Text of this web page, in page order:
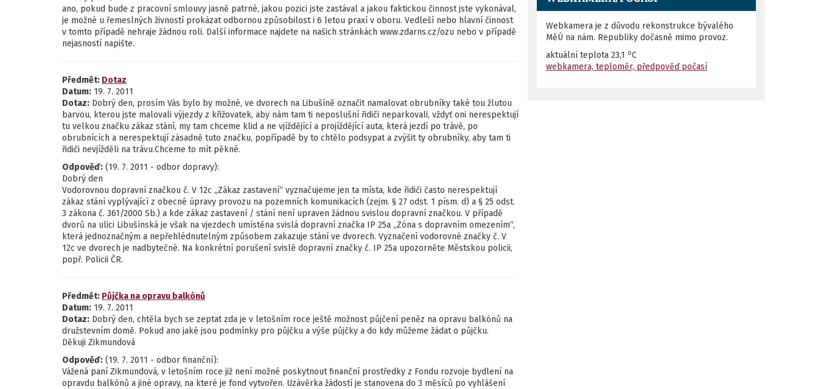
ano, pokud bude z pracovní smlouvy jasně patrné, jakou pozici jste zastával a jakou faktickou činnost jste vykonával,
je možné u řemeslných živností prokázat odbornou způsobilost i 6 letou praxí v oboru. Vedleší nebo hlavní činnost
v tomto případě nehraje žádnou roli. Další informace najdete na našich stránkách www.zdarns.cz/ozu nebo v případě
nejasností napište.
Předmět: Dotaz
Datum: 19. 7. 2011
Dotaz: Dobrý den, prosím Vás bylo by možné, ve dvorech na Libušíně označit namalovat obrubníky také tou žlutou
barvou, kterou jste malovali výjezdy z křižovatek, aby nám tam ti neposlušní řidiči neparkovali, vždyť oni nerespektují
tu velkou značku zákaz stání, my tam chceme klid a ne vjíždějící a projíždějící auta, která jezdí po trávě, po
obrubnících a nerespektují zásadně tuto značku, popřípadě by to chtělo podsypat a zvýšit ty obrubníky, aby tam ti
řidiči nevjížděli na trávu.Chceme to mít pěkné.
Odpověď: (19. 7. 2011 - odbor dopravy):
Dobrý den
Vodorovnou dopravní značkou č. V 12c „Zákaz zastavení“ vyznačujeme jen ta místa, kde řidiči často nerespektují
zákaz stání vyplývající z obecné úpravy provozu na pozemních komunikacích (zejm. § 27 odst. 1 písm. d) a § 25 odst.
3 zákona č. 361/2000 Sb.) a kde zákaz zastavení / stání není upraven žádnou svislou dopravní značkou. V případě
dvorů na ulici Libušínská je však na vjezdech umístěna svislá dopravní značka IP 25a „Zóna s dopravním omezením“,
která jednoznačným a nepřehlédnutelným způsobem zakazuje stání ve dvorech. Vyznačení vodorovné značky č. V
12c ve dvorech je nadbytečné. Na konkrétní porušení svislé dopravní značky č. IP 25a upozorněte Městskou policii,
popř. Policii ČR.
Předmět: Půjčka na opravu balkónů
Datum: 19. 7. 2011
Dotaz: Dobrý den, chtěla bych se zeptat zda je v letošním roce ještě možnost půjčení peněz na opravu balkónů na
družstevním domě. Pokud ano jaké jsou podmínky pro půjčku a výše půjčky a do kdy můžeme žádat o půjčku.
Děkuji Zikmundová
Odpověď: (19. 7. 2011 - odbor finanční):
Vážená paní Zikmundová, v letošním roce již není možné poskytnout finanční prostředky z Fondu rozvoje bydlení na
opravdu balkónů a jiné opravy, na které je fond vytvořen. Uzávěrka žádostí je stanovena do 3 měsíců po vyhlášení
Webkamera je z důvodu rekonstrukce bývalého
MěÚ na nám. Republiky dočasně mimo provoz.
aktuální teplota 23,1 oC
webkamera, teploměr, předpověď počasí